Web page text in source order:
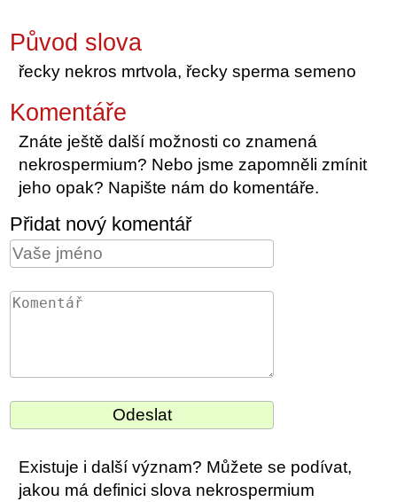
Původ slova
řecky nekros mrtvola, řecky sperma semeno
Komentáře
Znáte ještě další možnosti co znamená
nekrospermium? Nebo jsme zapomněli zmínit
jeho opak? Napište nám do komentáře.
Přidat nový komentář
Existuje i další význam? Můžete se podívat,
jakou má definici slova nekrospermium